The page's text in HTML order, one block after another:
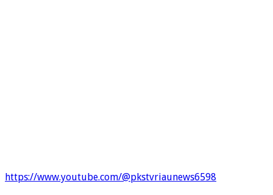
https://www.youtube.com/@pkstvriaunews6598